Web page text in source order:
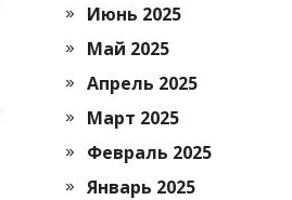
Июнь 2025
Май 2025
Апрель 2025
Март 2025
Февраль 2025
Январь 2025